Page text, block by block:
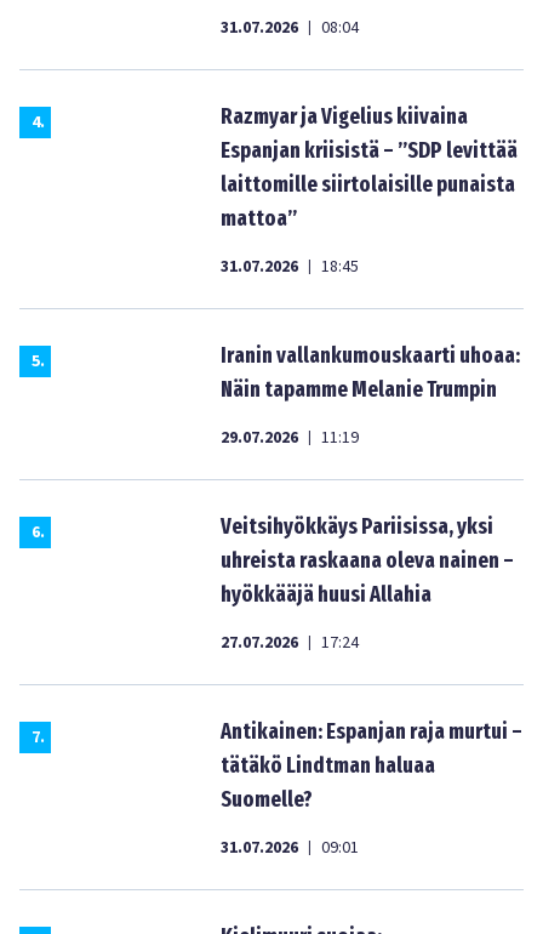
31.07.2026 | 08:04
4.
Razmyar ja Vigelius kiivaina
Espanjan kriisistä – ”SDP levittää
laittomille siirtolaisille punaista
mattoa”
31.07.2026 | 18:45
5.
Iranin vallankumouskaarti uhoaa:
Näin tapamme Melanie Trumpin
29.07.2026 | 11:19
6.
Veitsihyökkäys Pariisissa, yksi
uhreista raskaana oleva nainen –
hyökkääjä huusi Allahia
27.07.2026 | 17:24
7.
Antikainen: Espanjan raja murtui –
tätäkö Lindtman haluaa
Suomelle?
31.07.2026 | 09:01